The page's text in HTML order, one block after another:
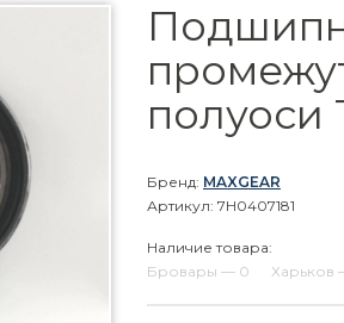
полуоси
Бренд: MAXGEAR
Артикул: 7H0407181
Наличие товара:
Бровары — 0
Харьков